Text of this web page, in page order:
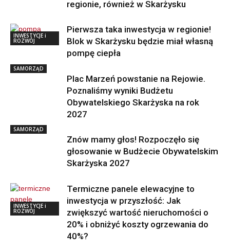
regionie, również w Skarżysku
INWESTYCJE i
ROZWÓJ
Pierwsza taka inwestycja w regionie!
Blok w Skarżysku będzie miał własną
pompę ciepła
SAMORZĄD
Plac Marzeń powstanie na Rejowie.
Poznaliśmy wyniki Budżetu
Obywatelskiego Skarżyska na rok
2027
SAMORZĄD
Znów mamy głos! Rozpoczęło się
głosowanie w Budżecie Obywatelskim
Skarżyska 2027
INWESTYCJE i
ROZWÓJ
Termiczne panele elewacyjne to
inwestycja w przyszłość: Jak
zwiększyć wartość nieruchomości o
20% i obniżyć koszty ogrzewania do
40%?